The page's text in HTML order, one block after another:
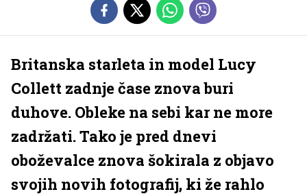
Britanska starleta in model Lucy
Collett zadnje čase znova buri
duhove. Obleke na sebi kar ne more
zadržati. Tako je pred dnevi
oboževalce znova šokirala z objavo
svojih novih fotografij, ki že rahlo